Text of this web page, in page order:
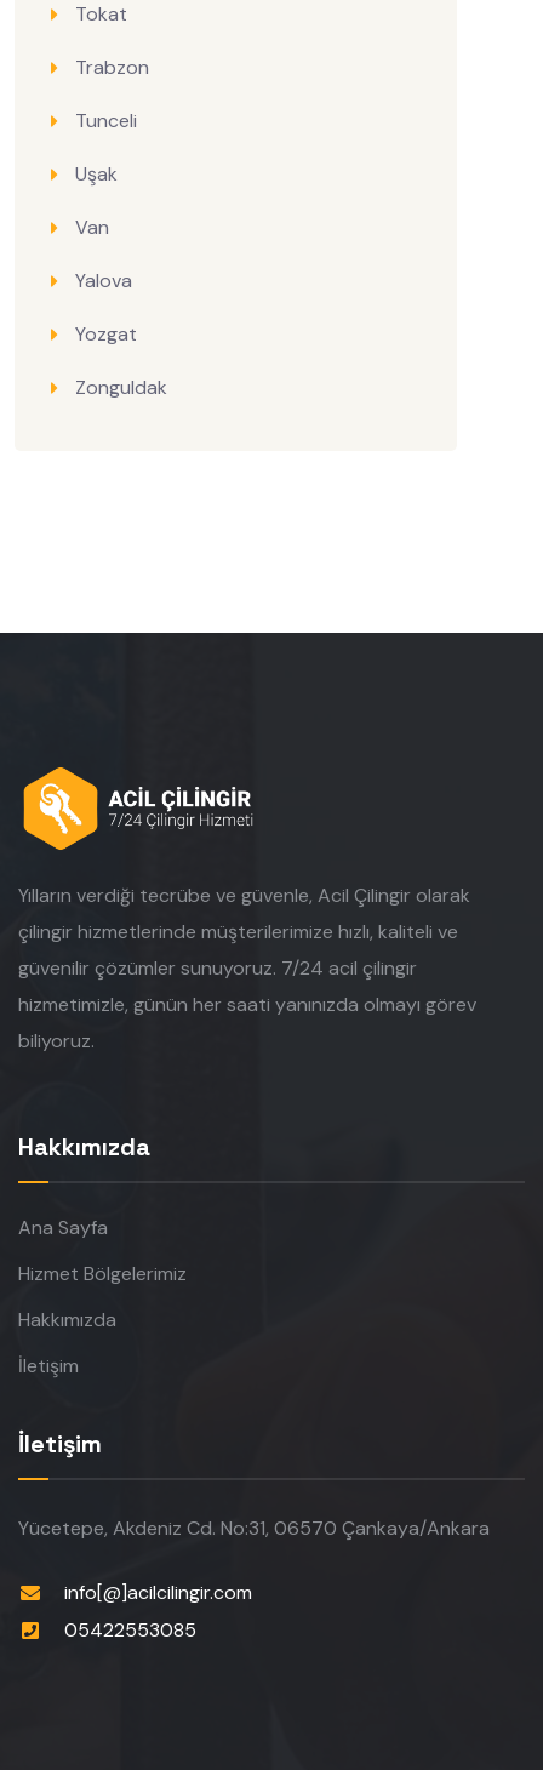
Tokat
Trabzon
Tunceli
Uşak
Van
Yalova
Yozgat
Zonguldak
Yılların verdiği tecrübe ve güvenle, Acil Çilingir olarak
çilingir hizmetlerinde müşterilerimize hızlı, kaliteli ve
güvenilir çözümler sunuyoruz. 7/24 acil çilingir
hizmetimizle, günün her saati yanınızda olmayı görev
biliyoruz.
Hakkımızda
Ana Sayfa
Hizmet Bölgelerimiz
Hakkımızda
İletişim
İletişim
Yücetepe, Akdeniz Cd. No:31, 06570 Çankaya/Ankara
info[@]acilcilingir.com
05422553085